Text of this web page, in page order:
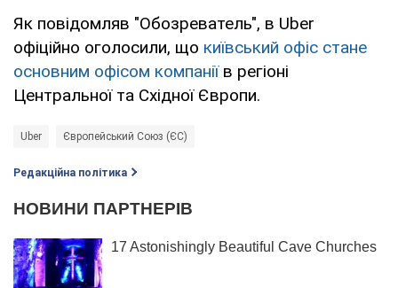
Як повідомляв "Обозреватель", в Uber
офіційно оголосили, що київський офіс стане
основним офісом компаніїв регіоні
Центральної та Східної Європи.
Uber Європейський Союз (ЄС)
Редакційна політика